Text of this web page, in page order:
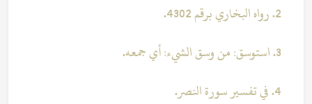
2. رواه البخاري برقم 4302.
3. استوسق: من وسق الشيء: أي جمعه.
4. في تفسير سورة النصر.